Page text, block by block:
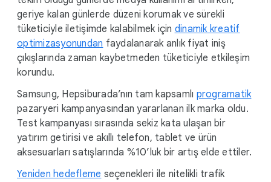
geriye kalan günlerde düzeni korumak ve sürekli
tüketiciyle iletişimde kalabilmek için dinamik kreatif
optimizasyonundan faydalanarak anlık fiyat iniş
çıkışlarında zaman kaybetmeden tüketiciyle etkileşim
korundu.
Samsung, Hepsiburada’nın tam kapsamlı programatik
pazaryeri kampanyasından yararlanan ilk marka oldu.
Test kampanyası sırasında sekiz kata ulaşan bir
yatırım getirisi ve akıllı telefon, tablet ve ürün
aksesuarları satışlarında %10’luk bir artış elde ettiler.
Yeniden hedefleme seçenekleri ile nitelikli trafik